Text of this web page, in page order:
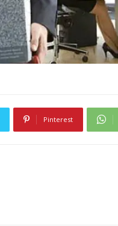
Pinterest